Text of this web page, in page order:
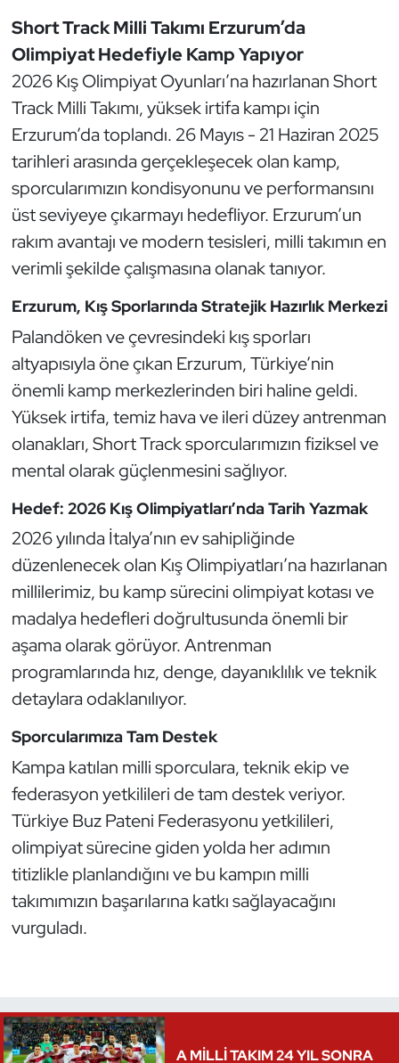
Short Track Milli Takımı Erzurum’da
Olimpiyat Hedefiyle Kamp Yapıyor
2026 Kış Olimpiyat Oyunları’na hazırlanan Short
Track Milli Takımı, yüksek irtifa kampı için
Erzurum’da toplandı. 26 Mayıs - 21 Haziran 2025
tarihleri arasında gerçekleşecek olan kamp,
sporcularımızın kondisyonunu ve performansını
üst seviyeye çıkarmayı hedefliyor. Erzurum’un
rakım avantajı ve modern tesisleri, milli takımın en
verimli şekilde çalışmasına olanak tanıyor.
Erzurum, Kış Sporlarında Stratejik Hazırlık Merkezi
Palandöken ve çevresindeki kış sporları
altyapısıyla öne çıkan Erzurum, Türkiye’nin
önemli kamp merkezlerinden biri haline geldi.
Yüksek irtifa, temiz hava ve ileri düzey antrenman
olanakları, Short Track sporcularımızın fiziksel ve
mental olarak güçlenmesini sağlıyor.
Hedef: 2026 Kış Olimpiyatları’nda Tarih Yazmak
2026 yılında İtalya’nın ev sahipliğinde
düzenlenecek olan Kış Olimpiyatları’na hazırlanan
millilerimiz, bu kamp sürecini olimpiyat kotası ve
madalya hedefleri doğrultusunda önemli bir
aşama olarak görüyor. Antrenman
programlarında hız, denge, dayanıklılık ve teknik
detaylara odaklanılıyor.
Sporcularımıza Tam Destek
Kampa katılan milli sporculara, teknik ekip ve
federasyon yetkilileri de tam destek veriyor.
Türkiye Buz Pateni Federasyonu yetkilileri,
olimpiyat sürecine giden yolda her adımın
titizlikle planlandığını ve bu kampın milli
takımımızın başarılarına katkı sağlayacağını
vurguladı.
A MİLLİ TAKIM 24 YIL SONRA
Eskrim
Futbol
Futsal
Genel
Golf
Güreş
Halter
Hava Sporları
Hentbol
İşitme Engelli Sporcular
Judo ve Kuraş
Kano ve Rafting
Karate
Kayak
Kempo
Kürek
Masa Tenisi
Modern Pentatlon
Motor Sporları
Optimist